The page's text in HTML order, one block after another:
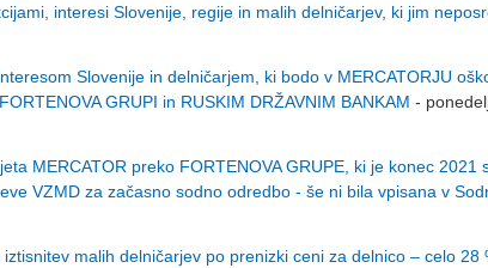
interesi Slovenije, regije in malih delničarjev, ki jim
Slovenije in delničarjem, ki bodo v MERCATORJU
GRUPI in RUSKIM DRŽAVNIM BANKAM -
MERCATOR preko FORTENOVA GRUPE, ki je konec 2021
VZMD za začasno sodno odredbo - še ni bila vpisana v
malih delničarjev po prenizki ceni za delnico – celo 28